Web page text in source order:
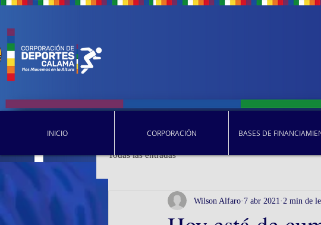
Todas las entradas
Wilson Alfaro 7 abr 2021 2 min de
INICIO CORPORACIÓN BASES DE